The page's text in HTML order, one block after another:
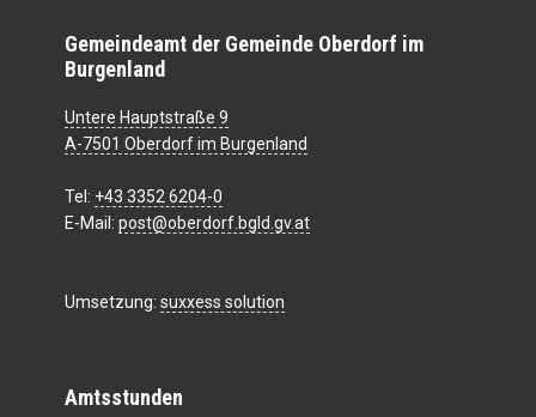
Gemeindeamt der Gemeinde Oberdorf im
Burgenland
Untere Hauptstraße 9
A-7501 Oberdorf im Burgenland
Tel: +43 3352 6204-0
E-Mail: post@oberdorf.bgld.gv.at
Umsetzung: suxxess solution
Amtsstunden